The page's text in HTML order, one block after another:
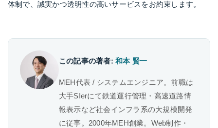
体制で、誠実かつ透明性の高いサービスをお約束します。
この記事の著者:和本 賢一
MEH代表 / システムエンジニア。前職は
大手SIerにて鉄道運行管理・高速道路情
報表示など社会インフラ系の大規模開発
に従事。2000年MEH創業。Web制作・